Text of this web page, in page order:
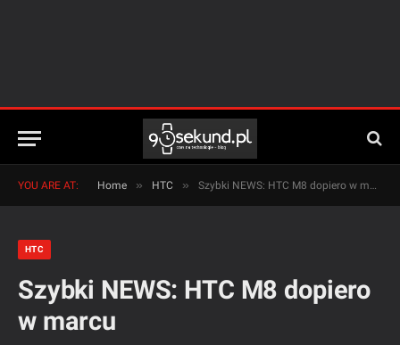
YOU ARE AT: Home » HTC » Szybki NEWS: HTC M8 dopiero w marcu
HTC
Szybki NEWS: HTC M8 dopiero
w marcu